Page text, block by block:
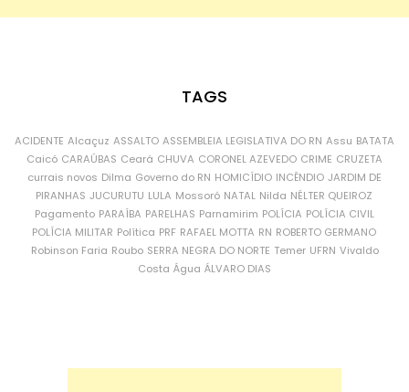
TAGS
ACIDENTE Alcaçuz ASSALTO ASSEMBLEIA LEGISLATIVA DO RN Assu BATATA
Caicó CARAÚBAS Ceará CHUVA CORONEL AZEVEDO CRIME CRUZETA
currais novos Dilma Governo do RN HOMICÍDIO INCÊNDIO JARDIM DE
PIRANHAS JUCURUTU LULA Mossoró NATAL Nilda NÉLTER QUEIROZ
Pagamento PARAÍBA PARELHAS Parnamirim POLÍCIA POLÍCIA CIVIL
POLÍCIA MILITAR Política PRF RAFAEL MOTTA RN ROBERTO GERMANO
Robinson Faria Roubo SERRA NEGRA DO NORTE Temer UFRN Vivaldo
Costa Água ÁLVARO DIAS